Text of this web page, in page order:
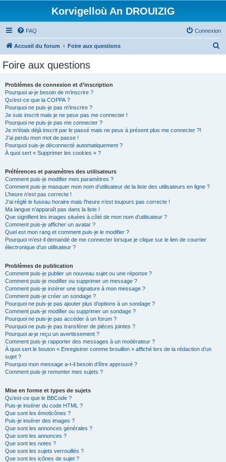
Korvigelloù An DROUIZIG
FAQ Connexion
Accueil du forum Foire aux questions
Foire aux questions
Problèmes de connexion et d’inscription
Pourquoi ai-je besoin de m’inscrire ?
Qu’est-ce que la COPPA ?
Pourquoi ne puis-je pas m’inscrire ?
Je suis inscrit mais je ne peux pas me connecter !
Pourquoi ne puis-je pas me connecter ?
Je m’étais déjà inscrit par le passé mais ne peux à présent plus me connecter ?!
J’ai perdu mon mot de passe !
Pourquoi suis-je déconnecté automatiquement ?
À quoi sert « Supprimer les cookies » ?
Préférences et paramètres des utilisateurs
Comment puis-je modifier mes paramètres ?
Comment puis-je masquer mon nom d’utilisateur de la liste des utilisateurs en ligne ?
L’heure n’est pas correcte !
J’ai réglé le fuseau horaire mais l’heure n’est toujours pas correcte !
Ma langue n’apparaît pas dans la liste !
Que signifient les images situées à côté de mon nom d’utilisateur ?
Comment puis-je afficher un avatar ?
Quel est mon rang et comment puis-je le modifier ?
Pourquoi m’est-il demandé de me connecter lorsque je clique sur le lien de courrier
électronique d’un utilisateur ?
Problèmes de publication
Comment puis-je publier un nouveau sujet ou une réponse ?
Comment puis-je modifier ou supprimer un message ?
Comment puis-je insérer une signature à mon message ?
Comment puis-je créer un sondage ?
Pourquoi ne puis-je pas ajouter plus d’options à un sondage ?
Comment puis-je modifier ou supprimer un sondage ?
Pourquoi ne puis-je pas accéder à un forum ?
Pourquoi ne puis-je pas transférer de pièces jointes ?
Pourquoi ai-je reçu un avertissement ?
Comment puis-je rapporter des messages à un modérateur ?
À quoi sert le bouton « Enregistrer comme brouillon » affiché lors de la rédaction d’un
sujet ?
Pourquoi mon message a-t-il besoin d’être approuvé ?
Comment puis-je remonter mes sujets ?
Mise en forme et types de sujets
Qu’est-ce que le BBCode ?
Puis-je insérer du code HTML ?
Que sont les émoticônes ?
Puis-je insérer des images ?
Que sont les annonces générales ?
Que sont les annonces ?
Que sont les notes ?
Que sont les sujets verrouillés ?
Que sont les icônes de sujet ?